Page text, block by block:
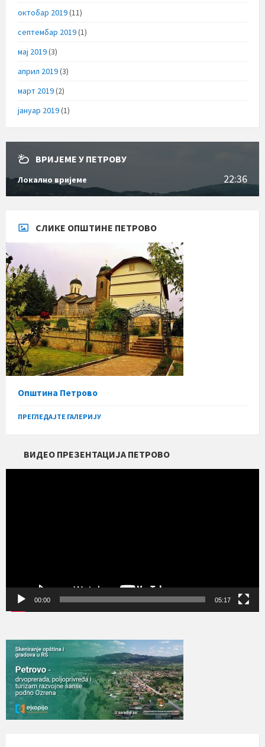
октобар 2019(11)
септембар 2019(1)
мај 2019(3)
април 2019(3)
март 2019(2)
јануар 2019(1)
ВРИЈЕМЕ У ПЕТРОВУ
Локално вријеме 22:36
СЛИКЕ ОПШТИНЕ ПЕТРОВО
Општина Петрово
ПРЕГЛЕДАЈТЕ ГАЛЕРИЈУ
ВИДЕО ПРЕЗЕНТАЦИЈА ПЕТРОВО
00:00 05:17